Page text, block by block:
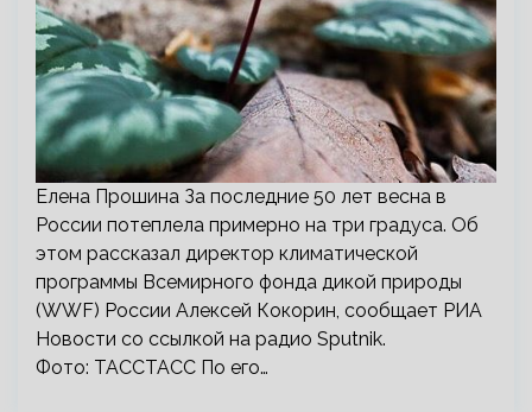
Елена Прошина За последние 50 лет весна в
России потеплела примерно на три градуса. Об
этом рассказал директор климатической
программы Всемирного фонда дикой природы
(WWF) России Алексей Кокорин, сообщает РИА
Новости со ссылкой на радио Sputnik.
Фото: ТАССТАСС По его…